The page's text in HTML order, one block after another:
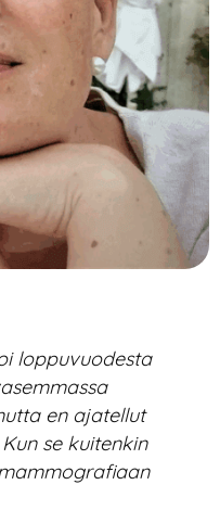
loppuvuodesta
en ajatellut
se kuitenkin